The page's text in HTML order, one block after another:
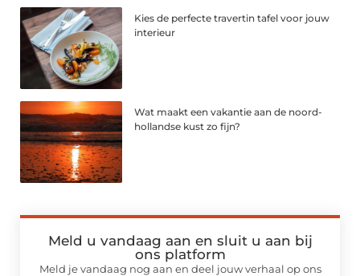
Kies de perfecte travertin tafel voor jouw
interieur
Wat maakt een vakantie aan de noord-
hollandse kust zo fijn?
Meld u vandaag aan en sluit u aan bij
ons platform
Meld je vandaag nog aan en deel jouw verhaal op ons